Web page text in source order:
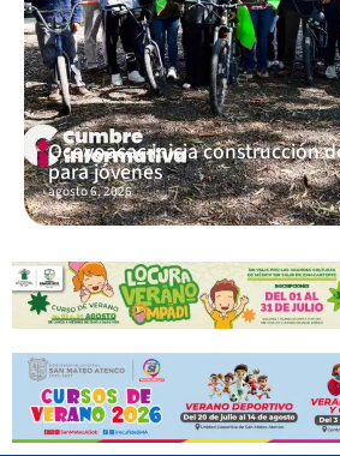
Ocoyoacac inicia construcción
para jóvenes
agosto 6, 2026